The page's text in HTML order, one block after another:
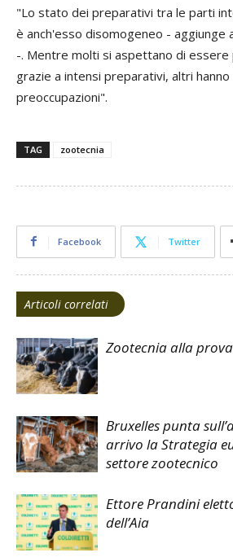
"Lo stato dei preparativi tra le parti
è anch'esso disomogeneo - aggiunge
-. Mentre molti si aspettano di
grazie a intensi preparativi, altri
preoccupazioni".
TAG zootecnia
Facebook Twitter
Articoli correlati
Zootecnia alla
Bruxelles punta
arrivo la Strategia
settore zootecnico
Ettore Prandini
dell’Aia